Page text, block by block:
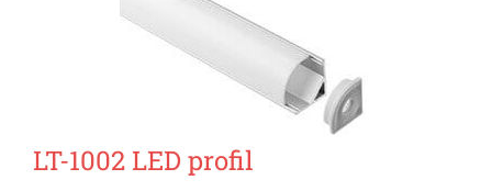
LT-1002 LED profil